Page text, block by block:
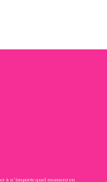
à n'importe quel moment en